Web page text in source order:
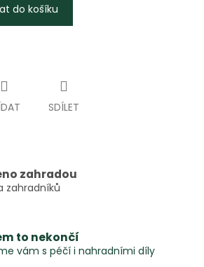
do košíku
SDÍLET
zahradou
zahradníků
to nekončí
vám s péčí i nahradními díly